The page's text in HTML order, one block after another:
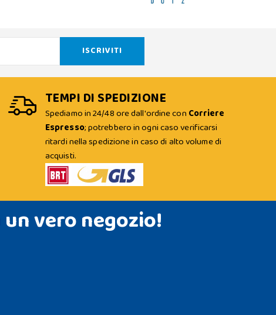
TEMPI DI SPEDIZIONE
Spediamo in 24/48 ore dall'ordine con Corriere
Espresso; potrebbero in ogni caso verificarsi
ritardi nella spedizione in caso di alto volume di
acquisti.
un vero negozio!